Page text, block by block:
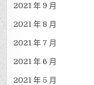
2021 年 9 月
2021 年 8 月
2021 年 7 月
2021 年 6 月
2021 年 5 月